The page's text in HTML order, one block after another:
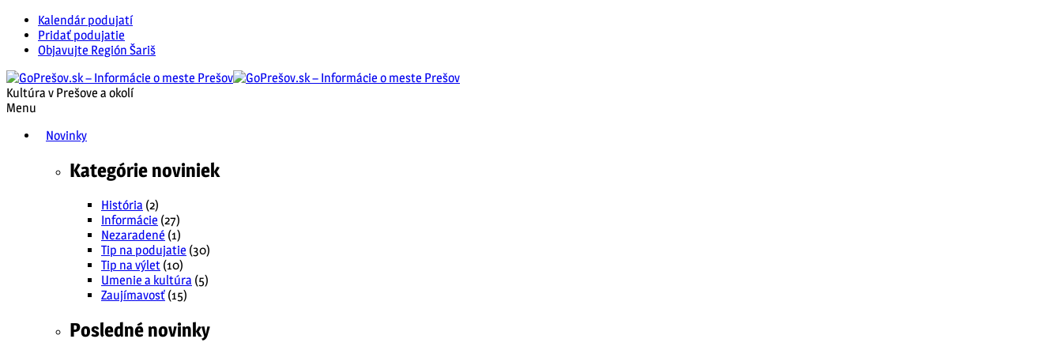
Kalendár podujatí
Pridať podujatie
Objavujte Región Šariš
Kultúra v Prešove a okolí
Menu
Novinky
Kategórie noviniek
História (2)
Informácie (27)
Nezaradené (1)
Tip na podujatie (30)
Tip na výlet (10)
Umenie a kultúra (5)
Zaujímavosť (15)
Posledné novinky